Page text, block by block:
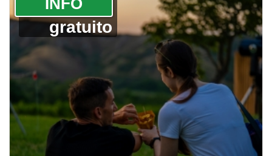
­INFO
gratuito